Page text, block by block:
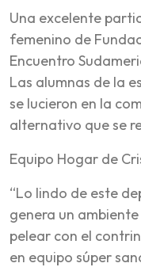
Una excelente
femenino de
Encuentro
Las alumnas de la
se lucieron en la
alternativo que se
Equipo Hogar de
“Lo lindo de este
genera un
pelear con el
en equipo súper